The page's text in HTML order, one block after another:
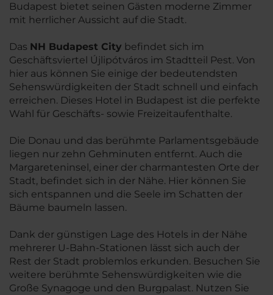
Budapest bietet seinen Gästen moderne Zimmer
mit herrlicher Aussicht auf die Stadt.
Das NH Budapest City befindet sich im
Geschäftsviertel Újlipótváros im Stadtteil Pest. Von
hier aus können Sie einige der bedeutendsten
Sehenswürdigkeiten der Stadt schnell und einfach
erreichen. Dieses Hotel in Budapest ist die perfekte
Wahl für Geschäfts- sowie Freizeitaufenthalte.
Die Donau und das berühmte Parlamentsgebäude
liegen nur zehn Gehminuten entfernt. Auch die
Margareteninsel, einer der charmantesten Orte der
Stadt, befindet sich in der Nähe. Hier können Sie
sich entspannen und die Seele im Schatten der
Bäume baumeln lassen.
Dank der günstigen Lage des Hotels in der Nähe
mehrerer U-Bahn-Stationen lässt sich auch der
Rest der Stadt problemlos erkunden. Besuchen Sie
weitere berühmte Sehenswürdigkeiten wie die
Große Synagoge und den Burgpalast. Nutzen Sie